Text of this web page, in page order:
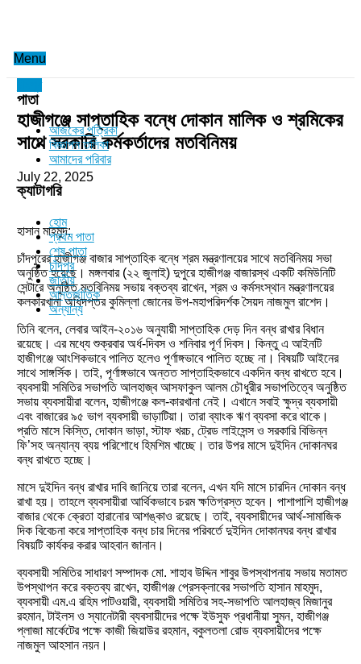
Menu
পাতা
আজকের পত্রিকা
বিজ্ঞাপন তলিকা
আমাদের পরিবার
ক্যাটাগরি
হোম
প্রথম পাতা
শেষ পাতা
চাঁদপুর
জাতীয়
আন্তর্জাতিক
অন্যান্য
হাজীগঞ্জে সাপ্তাহিক বন্ধে দোকান মালিক ও শ্রমিকের
সাথে সরকারি কর্মকর্তাদের মতবিনিময়
July 22, 2025
হাসান মাহমুদ:
চাঁদপুরের হাজীগঞ্জ বাজার সাপ্তাহিক বন্ধে শ্রম মন্ত্রণালয়ের সাথে মতবিনিময় সভা
অনুষ্ঠিত হয়েছে। মঙ্গলবার (২২ জুলাই) দুপুরে হাজীগঞ্জ বাজারস্থ একটি কমিউনিটি
সেন্টারে অনুষ্ঠিত মতবিনিময় সভায় বক্তব্য রাখেন, শ্রম ও কর্মসংস্থান মন্ত্রণালয়ের
কলকারখানা অধিদপ্তর কুমিল্লা জোনের উপ-মহাপরিদর্শক সৈয়দ নাজমুল রাশেদ।
তিনি বলেন, লেবার আইন-২০১৬ অনুযায়ী সাপ্তাহিক দেড় দিন বন্ধ রাখার বিধান
রয়েছে। এর মধ্যে শুক্রবার অর্ধ-দিবস ও শনিবার পূর্ণ দিবস। কিন্তু এ আইনটি
হাজীগঞ্জে আংশিকভাবে পালিত হলেও পূর্ণাঙ্গভাবে পালিত হচ্ছে না। বিষয়টি আইনের
সাথে সাঙ্গর্সিক। তাই, পূর্ণাঙ্গভাবে অন্তত সাপ্তাহিকভাবে একদিন বন্ধ রাখতে হবে।
ব্যবসায়ী সমিতির সভাপতি আলহাজ্ব আসফাকুল আলম চৌধুরীর সভাপতিত্বে অনুষ্ঠিত
সভায় ব্যবসায়ীরা বলেন, হাজীগঞ্জে কল-কারখানা নেই। এখানে সবাই ক্ষুদ্র ব্যবসায়ী
এবং বাজারের ৯৫ ভাগ ব্যবসায়ী ভাড়াটিয়া। তারা ব্যাংক ঋণ ব্যবসা করে থাকে।
প্রতি মাসে কিস্তি, দোকান ভাড়া, স্টাফ খরচ, ট্রেড লাইসেন্স ও সরকারি বিভিন্ন
ফি’সহ অন্যান্য ব্যয় পরিশোধে হিমশিম খাচ্ছে। তার উপর মাসে দুইদিন দোকানঘর
বন্ধ রাখতে হচ্ছে।
মাসে দুইদিন বন্ধ রাখার দাবি জানিয়ে তারা বলেন, এখন যদি মাসে চারদিন দোকান বন্ধ
রাখা হয়। তাহলে ব্যবসায়ীরা আর্থিকভাবে চরম ক্ষতিগ্রস্ত হবেন। পাশাপাশি হাজীগঞ্জ
বাজার থেকে ক্রেতা হারানোর আশঙ্কাও রয়েছে। তাই, ব্যবসায়ীদের আর্থ-সামাজিক
দিক বিবেচনা করে সাপ্তাহিক বন্ধ চার দিনের পরিবর্তে দুইদিন দোকানঘর বন্ধ রাখার
বিষয়টি কার্যকর করার আহবান জানান।
ব্যবসায়ী সমিতির সাধারণ সম্পাদক মো. শাহাব উদ্দিন শাবুর উপস্থাপনায় সভায় মতামত
উপস্থাপন করে বক্তব্য রাখেন, হাজীগঞ্জ প্রেসক্লাবের সভাপতি হাসান মাহমুদ,
ব্যবসায়ী এম.এ রহিম পাটওয়ারী, ব্যবসায়ী সমিতির সহ-সভাপতি আলহাজ্ব মিজানুর
রহমান, টাইলস ও স্যানেটারী ব্যবসায়ীদের পক্ষে ইউসুফ প্রধানীয়া সুমন, হাজীগঞ্জ
প্লাজা মার্কেটের পক্ষে কাজী জিয়াউর রহমান, বকুলতলা রোড ব্যবসায়ীদের পক্ষে
নাজমুল আহসান নয়ন।